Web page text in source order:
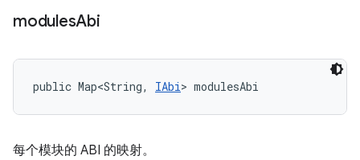
modulesAbi
public Map<String, IAbi> modulesAbi
每个模块的 ABI 的映射。